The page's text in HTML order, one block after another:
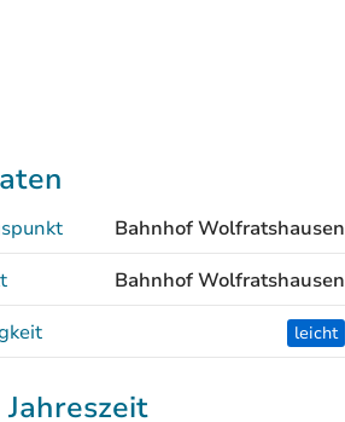
Bahnhof Wolfratshausen
Bahnhof Wolfratshausen
leicht